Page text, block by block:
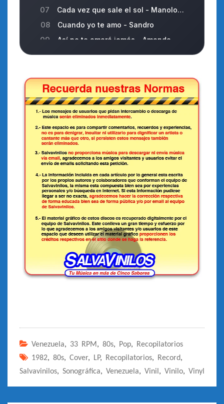
07 Cada vez que sale el sol - Manolo Manolo
08 Cuando yo te amo - Sandro
09
10 Amada mía - Oscar Santana
Venezuela, 33 RPM , 80s, Pop,
Recopilatorios
1982, 80s, Cover, LP, Recopilatorios, Record,
Salvavinilos, Sonográfica, Venezuela, Vinil , Vinilo, Vinyl